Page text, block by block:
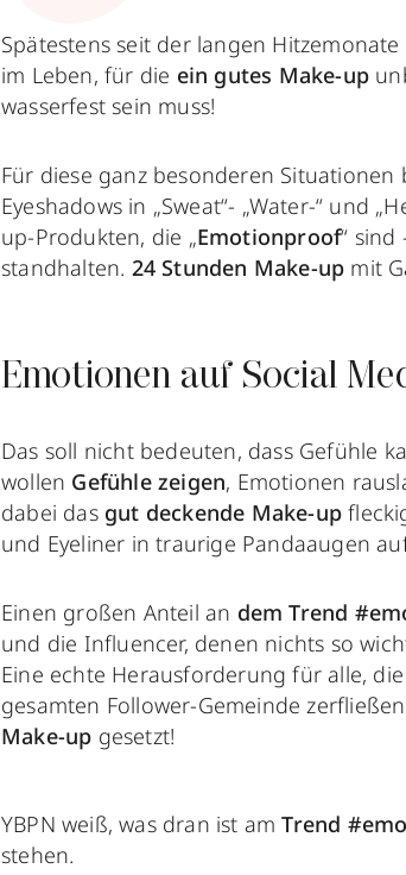
Spätestens seit der langen
im Leben, für die ein gutes Make-up
wasserfest sein muss!
Für diese ganz besonderen
Eyeshadows in „Sweat“- „Water-“ und
up-Produkten, die „Emotionproof“ sind
standhalten. 24 Stunden Make-up mit
Emotionen auf Social
Das soll nicht bedeuten, dass Gefühle
wollen Gefühle zeigen, Emotionen
dabei das gut deckende Make-up
und Eyeliner in traurige Pandaaugen
Einen großen Anteil an dem Trend
und die Influencer, denen nichts so
Eine echte Herausforderung für alle,
gesamten Follower-Gemeinde
Make-up gesetzt!
YBPN weiß, was dran ist amTrend
stehen.